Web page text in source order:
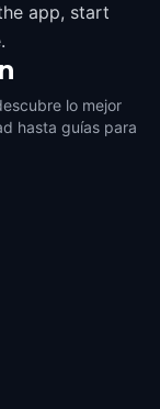
app, start
lo mejor
hasta guías para